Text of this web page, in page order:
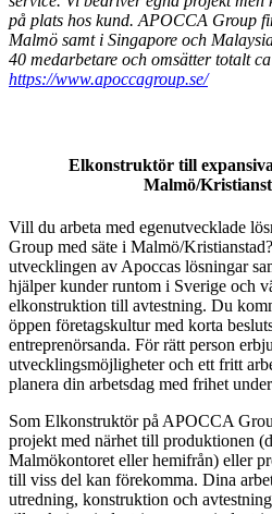
på plats hos kund. APOCCA Group
Malmö samt i Singapore och
40 medarbetare och omsätter totalt
https://www.apoccagroup.se/
Elkonstruktör till
Malmö/
Vill du arbeta med egenutvecklade
Group med säte i Malmö/
utvecklingen av Apoccas lösningar
hjälper kunder runtom i Sverige och
elkonstruktion till avtestning. Du
öppen företagskultur med korta
entreprenörsanda. För rätt person
utvecklingsmöjligheter och ett fritt
planera din arbetsdag med frihet
Som Elkonstruktör på APOCCA
projekt med närhet till produktionen
Malmökontoret eller hemifrån) eller
till viss del kan förekomma. Dina
utredning, konstruktion och